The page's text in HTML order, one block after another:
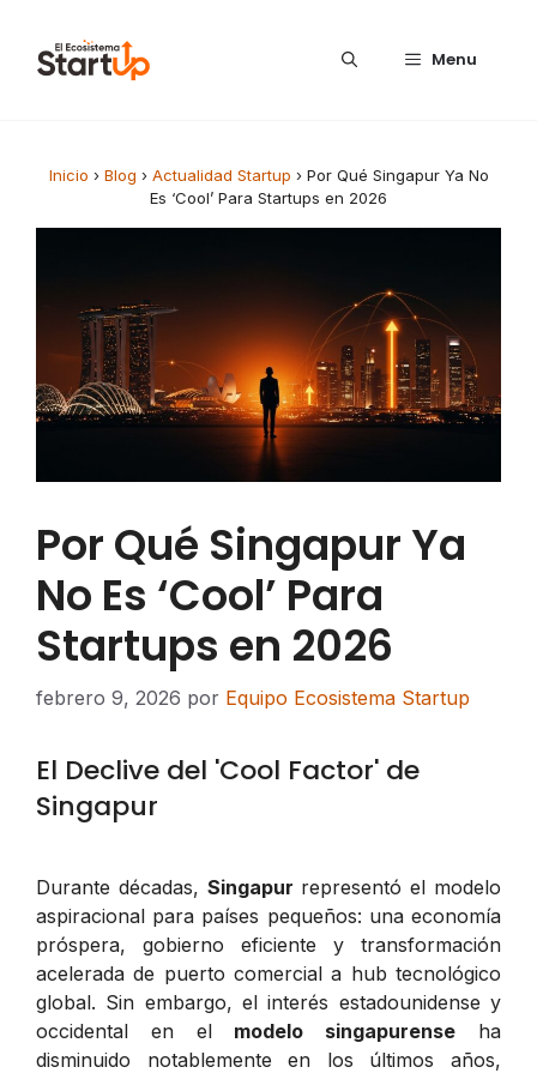
Menu
Inicio › Blog › Actualidad Startup › Por Qué Singapur Ya No
Es ‘Cool’ Para Startups en 2026
Por Qué Singapur Ya
No Es ‘Cool’ Para
Startups en 2026
febrero 9, 2026 por Equipo Ecosistema Startup
El Declive del 'Cool Factor' de
Singapur
Durante décadas, Singapur representó el modelo
aspiracional para países pequeños: una economía
próspera, gobierno eficiente y transformación
acelerada de puerto comercial a hub tecnológico
global. Sin embargo, el interés estadounidense y
occidental en el modelo singapurense ha
disminuido notablemente en los últimos años,